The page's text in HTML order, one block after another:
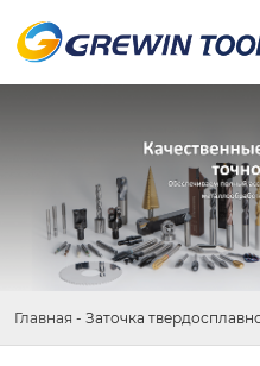
Главная - Заточка